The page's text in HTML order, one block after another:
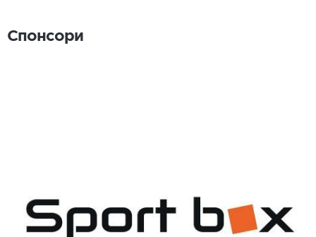
Спонсори